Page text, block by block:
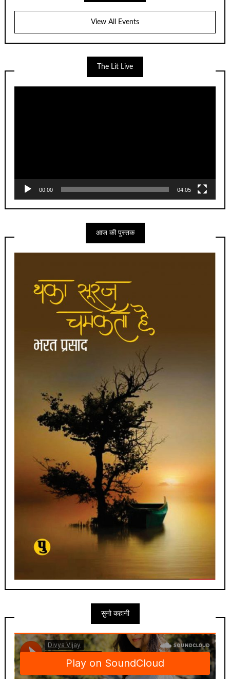
View All Events
The Lit Live
00:00 04:05
आज की पुस्तक
सुनो कहानी